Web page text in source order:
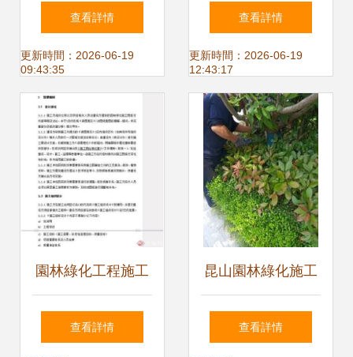
中多種苗木的種植
技術與管理要點
查看詳情
更新時間：2026-06-19
09:43:35
構建綠色生態的空
間藝術
查看詳情
更新時間：2026-06-19
12:43:17
園林綠化工程施工
管理辦法及綠化施
查看詳情
昆山園林綠化施工
養護 打造生態宜居
查看詳情